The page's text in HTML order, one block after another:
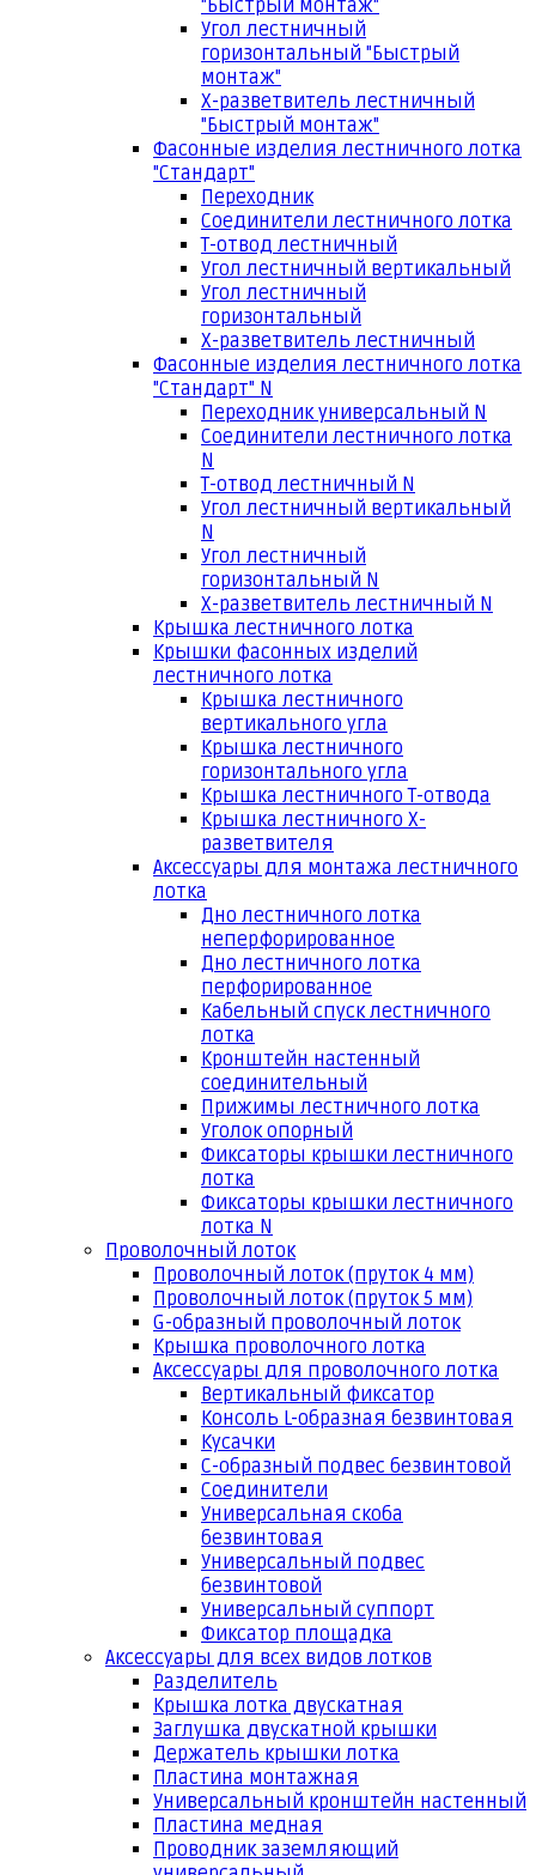
"Быстрый монтаж"
Угол лестничный
горизонтальный "Быстрый
монтаж"
Х-разветвитель лестничный
"Быстрый монтаж"
Фасонные изделия лестничного лотка
"Стандарт"
Переходник
Соединители лестничного лотка
Т-отвод лестничный
Угол лестничный вертикальный
Угол лестничный
горизонтальный
Х-разветвитель лестничный
Фасонные изделия лестничного лотка
"Стандарт" N
Переходник универсальный N
Соединители лестничного лотка
N
Т-отвод лестничный N
Угол лестничный вертикальный
N
Угол лестничный
горизонтальный N
Х-разветвитель лестничный N
Крышка лестничного лотка
Крышки фасонных изделий
лестничного лотка
Крышка лестничного
вертикального угла
Крышка лестничного
горизонтального угла
Крышка лестничного Т-отвода
Крышка лестничного Х-
разветвителя
Аксессуары для монтажа лестничного
лотка
Дно лестничного лотка
неперфорированное
Дно лестничного лотка
перфорированное
Кабельный спуск лестничного
лотка
Кронштейн настенный
соединительный
Прижимы лестничного лотка
Уголок опорный
Фиксаторы крышки лестничного
лотка
Фиксаторы крышки лестничного
лотка N
Проволочный лоток
Проволочный лоток (пруток 4 мм)
Проволочный лоток (пруток 5 мм)
G-образный проволочный лоток
Крышка проволочного лотка
Аксессуары для проволочного лотка
Вертикальный фиксатор
Консоль L-образная безвинтовая
Кусачки
С-образный подвес безвинтовой
Соединители
Универсальная скоба
безвинтовая
Универсальный подвес
безвинтовой
Универсальный суппорт
Фиксатор площадка
Аксессуары для всех видов лотков
Разделитель
Крышка лотка двускатная
Заглушка двускатной крышки
Держатель крышки лотка
Пластина монтажная
Универсальный кронштейн настенный
Пластина медная
Проводник заземляющий